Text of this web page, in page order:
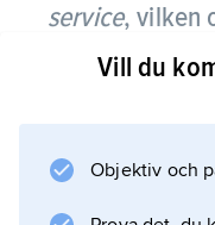
service, vilken
äldre- och
och vård till äldre
Vill du
Objektiv och